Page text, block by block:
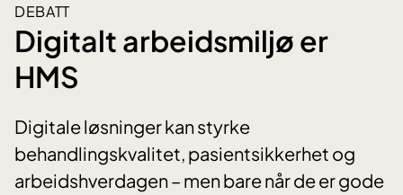
DEBATT
Digitalt arbeidsmiljø er
HMS
Digitale løsninger kan styrke
behandlingskvalitet, pasientsikkerhet og
arbeidshverdagen – men bare når de er gode